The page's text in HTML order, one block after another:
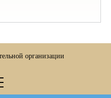
организации